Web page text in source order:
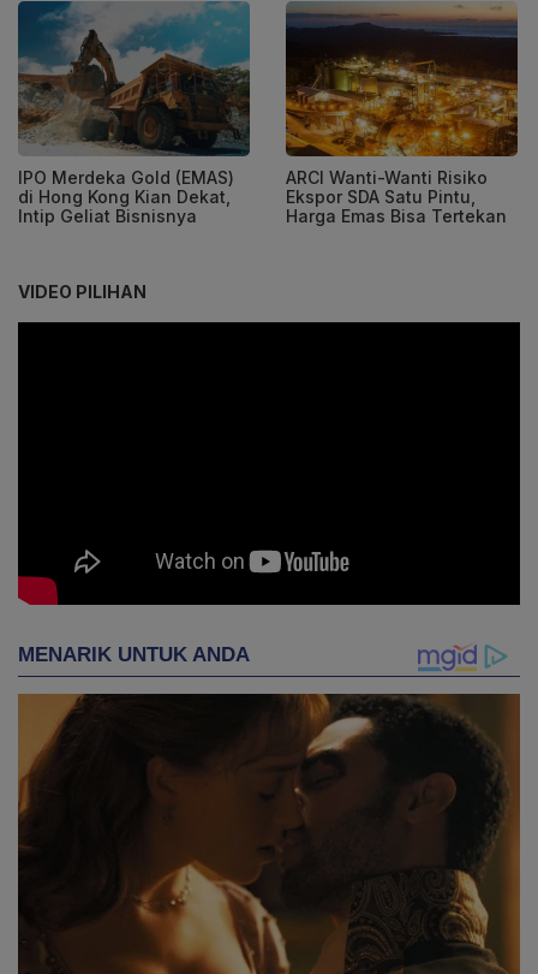
IPO Merdeka Gold (EMAS)
di Hong Kong Kian Dekat,
Intip Geliat Bisnisnya
ARCI Wanti-Wanti Risiko
Ekspor SDA Satu Pintu,
Harga Emas Bisa Tertekan
VIDEO PILIHAN